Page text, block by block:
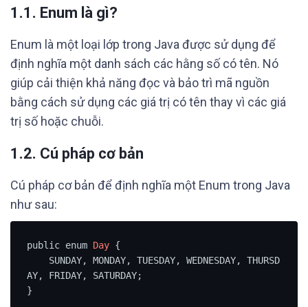
1.1. Enum là gì?
Enum là một loại lớp trong Java được sử dụng để
định nghĩa một danh sách các hằng số có tên. Nó
giúp cải thiện khả năng đọc và bảo trì mã nguồn
bằng cách sử dụng các giá trị có tên thay vì các giá
trị số hoặc chuỗi.
1.2. Cú pháp cơ bản
Cú pháp cơ bản để định nghĩa một Enum trong Java
như sau:
public enum Day {
AY, FRIDAY, SATURDAY;
}